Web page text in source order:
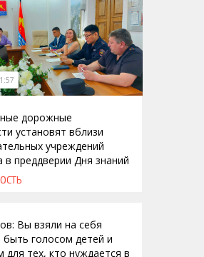
дорожные
установят вблизи
учреждений
в преддверии Дня знаний
Вы взяли на себя
голосом детей и
тех, кто нуждается в